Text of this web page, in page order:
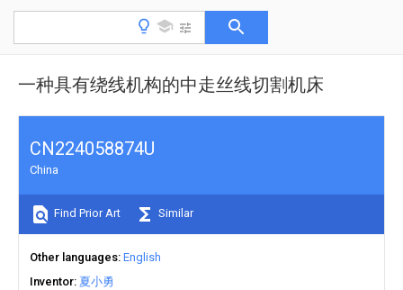
一种具有绕线机构的中走丝线切割机床
CN224058874U
China
Find Prior Art Similar
Other languages English
Inventor 夏小勇